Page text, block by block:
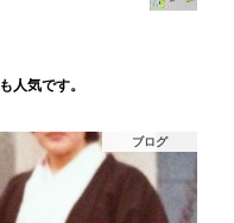
人気です。
ブログ